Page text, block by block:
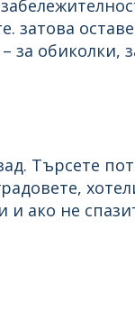
затова
за обиколки,
Търсете
ако не